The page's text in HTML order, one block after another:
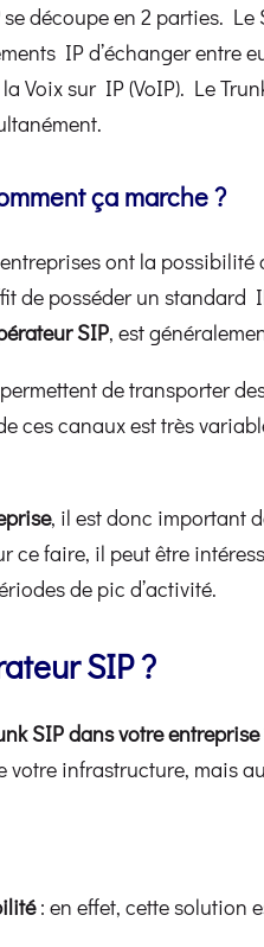
se découpe en 2 parties.
IP d’échanger entre
Voix sur IP (VoIP). Le
ça marche ?
ont la
de posséder un standard
SIP, est
de transporter
ces canaux est très
, il est donc important
faire, il peut être
de pic d’activité.
SIP ?
SIP dans votre entreprise
votre infrastructure, mais
: en effet, cette solution